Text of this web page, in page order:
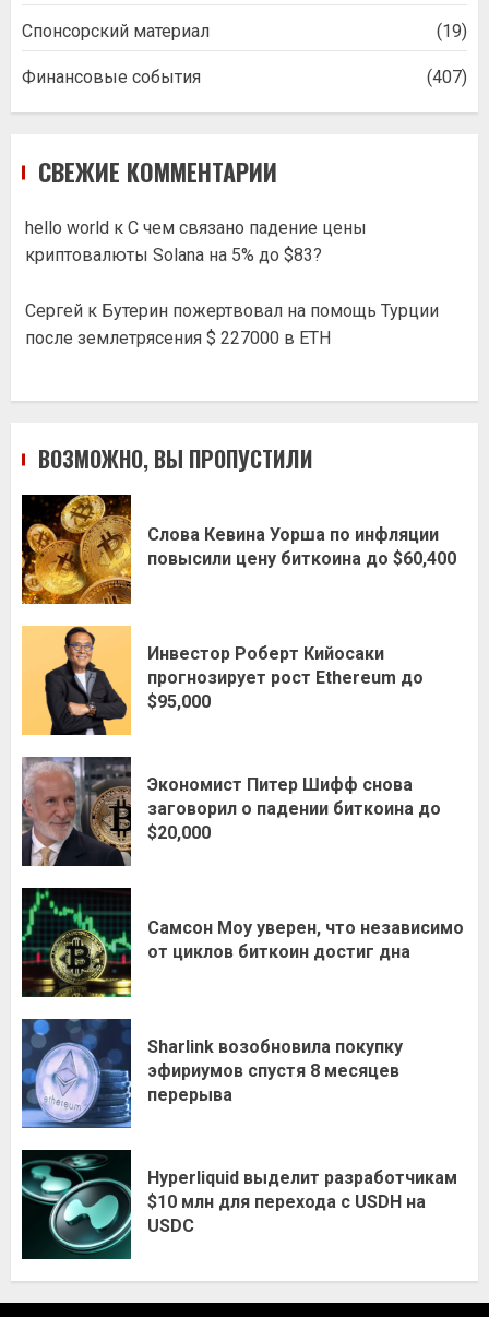
Спонсорский материал (19)
Финансовые события (407)
СВЕЖИЕ КОММЕНТАРИИ
hello world к С чем связано падение цены
криптовалюты Solana на 5% до $83?
Сергей к Бутерин пожертвовал на помощь Турции
после землетрясения $ 227000 в ETH
ВОЗМОЖНО, ВЫ ПРОПУСТИЛИ
Слова Кевина Уорша по инфляции
повысили цену биткоина до $60,400
Инвестор Роберт Кийосаки
прогнозирует рост Ethereum до
$95,000
Экономист Питер Шифф снова
заговорил о падении биткоина до
$20,000
Самсон Моу уверен, что независимо
от циклов биткоин достиг дна
Sharlink возобновила покупку
эфириумов спустя 8 месяцев
перерыва
Hyperliquid выделит разработчикам
$10 млн для перехода с USDH на
USDC